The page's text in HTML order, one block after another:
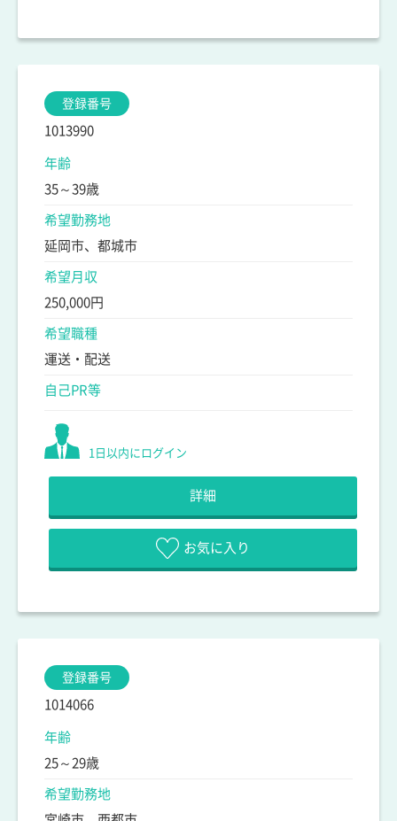
登録番号
1013990
年齢
35～39歳
希望勤務地
延岡市、都城市
希望月収
250,000円
希望職種
運送・配送
自己PR等
1日以内にログイン
詳細
お気に入り
登録番号
1014066
年齢
25～29歳
希望勤務地